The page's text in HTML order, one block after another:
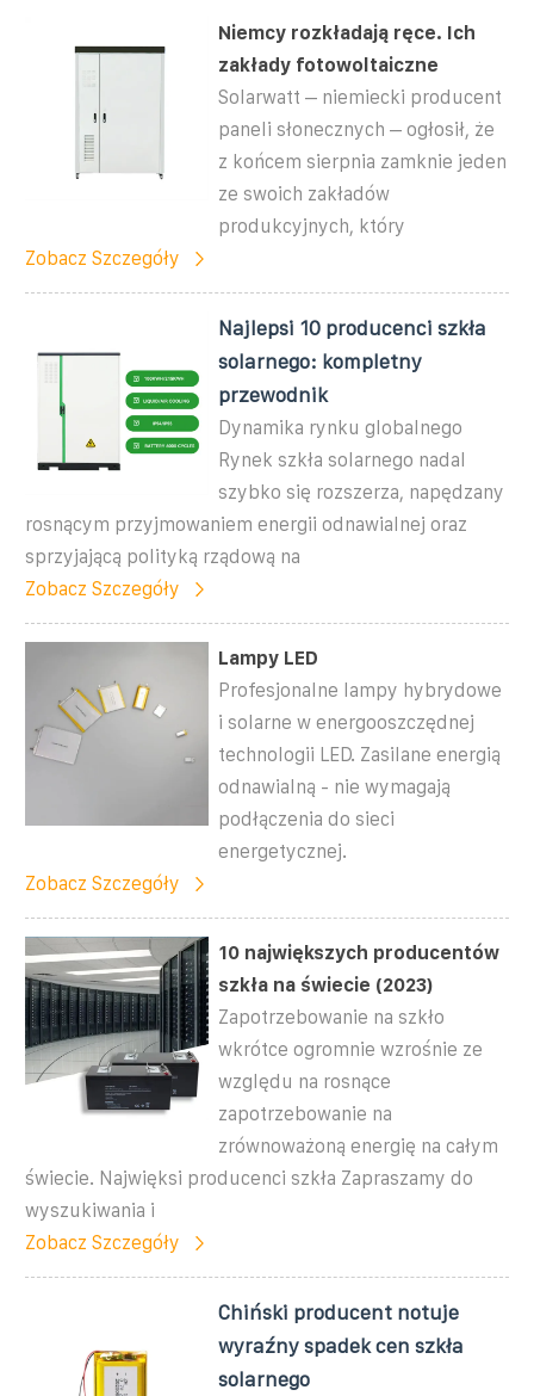
Niemcy rozkładają ręce. Ich
zakłady fotowoltaiczne
Solarwatt – niemiecki producent
paneli słonecznych – ogłosił, że
z końcem sierpnia zamknie jeden
ze swoich zakładów
produkcyjnych, który
Zobacz Szczegóły
Najlepsi 10 producenci szkła
solarnego: kompletny
przewodnik
Dynamika rynku globalnego
Rynek szkła solarnego nadal
szybko się rozszerza, napędzany
rosnącym przyjmowaniem energii odnawialnej oraz
sprzyjającą polityką rządową na
Zobacz Szczegóły
Lampy LED
Profesjonalne lampy hybrydowe
i solarne w energooszczędnej
technologii LED. Zasilane energią
odnawialną - nie wymagają
podłączenia do sieci
energetycznej.
Zobacz Szczegóły
10 największych producentów
szkła na świecie (2023)
Zapotrzebowanie na szkło
wkrótce ogromnie wzrośnie ze
względu na rosnące
zapotrzebowanie na
zrównoważoną energię na całym
świecie. Najwięksi producenci szkła Zapraszamy do
wyszukiwania i
Zobacz Szczegóły
Chiński producent notuje
wyraźny spadek cen szkła
solarnego